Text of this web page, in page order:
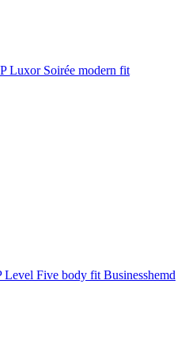
Luxor Soirée modern fit
Five body fit Businesshemd